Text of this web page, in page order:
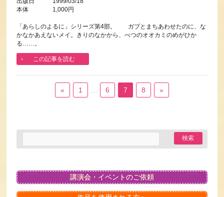
本体 1,000円
「あらしのよるに」シリーズ第4部。 ガブとまちあわせたのに、な
かなかあえないメイ。きりのなかから、べつのオオカミのめがひか
る……。
この記事を読む
« 1 6 7 8 »
講演会・イベントのご依頼